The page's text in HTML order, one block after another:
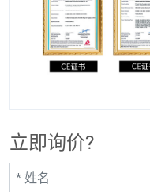
立即询价?